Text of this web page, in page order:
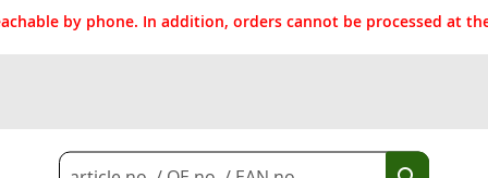
by phone. In addition, orders cannot be processed at